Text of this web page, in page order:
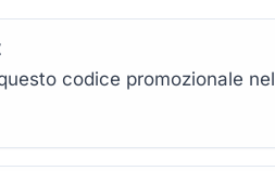
codice promozionale nel